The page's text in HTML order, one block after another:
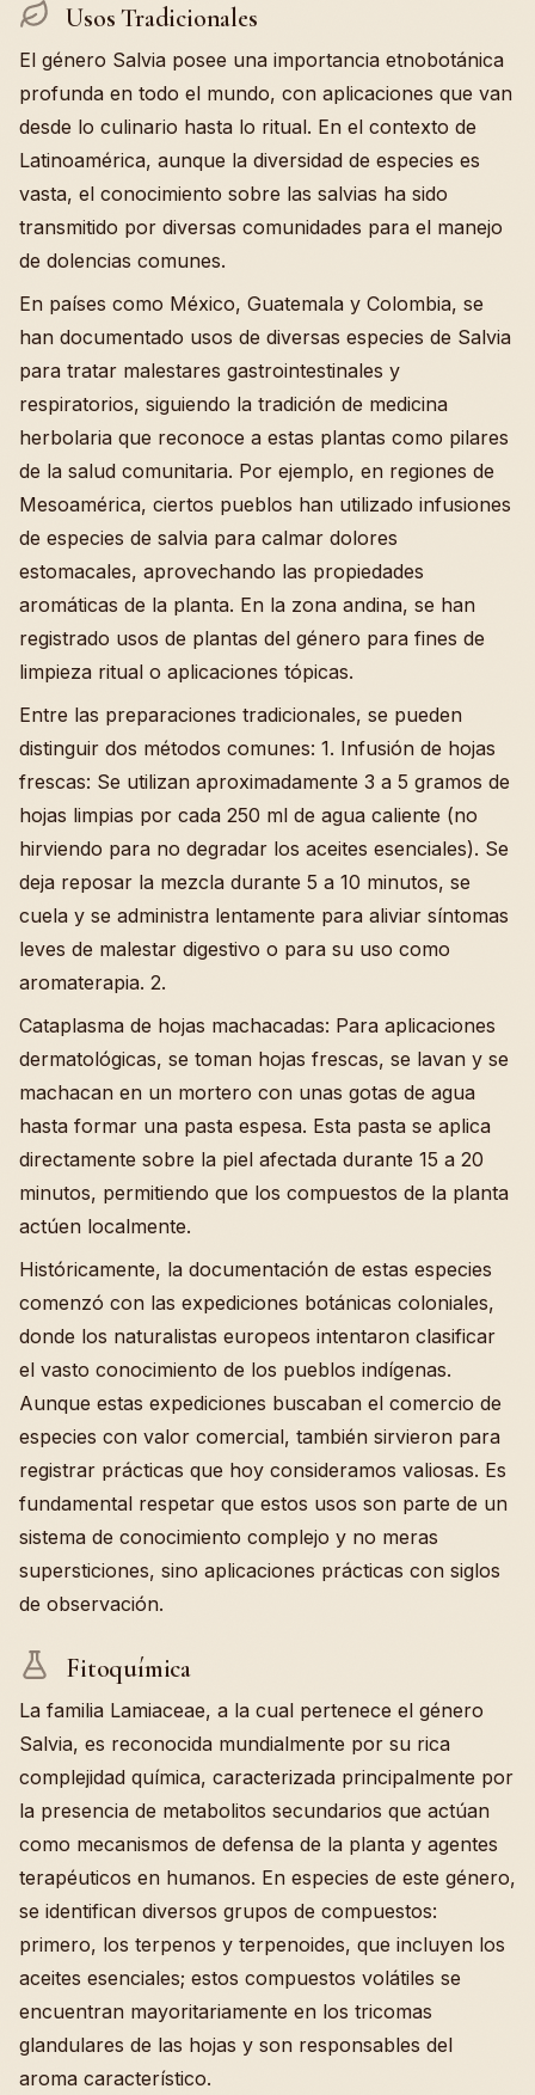
Usos Tradicionales
El género Salvia posee una importancia etnobotánica
profunda en todo el mundo, con aplicaciones que van
desde lo culinario hasta lo ritual. En el contexto de
Latinoamérica, aunque la diversidad de especies es
vasta, el conocimiento sobre las salvias ha sido
transmitido por diversas comunidades para el manejo
de dolencias comunes.
En países como México, Guatemala y Colombia, se
han documentado usos de diversas especies de Salvia
para tratar malestares gastrointestinales y
respiratorios, siguiendo la tradición de medicina
herbolaria que reconoce a estas plantas como pilares
de la salud comunitaria. Por ejemplo, en regiones de
Mesoamérica, ciertos pueblos han utilizado infusiones
de especies de salvia para calmar dolores
estomacales, aprovechando las propiedades
aromáticas de la planta. En la zona andina, se han
registrado usos de plantas del género para fines de
limpieza ritual o aplicaciones tópicas.
Entre las preparaciones tradicionales, se pueden
distinguir dos métodos comunes: 1. Infusión de hojas
frescas: Se utilizan aproximadamente 3 a 5 gramos de
hojas limpias por cada 250 ml de agua caliente (no
hirviendo para no degradar los aceites esenciales). Se
deja reposar la mezcla durante 5 a 10 minutos, se
cuela y se administra lentamente para aliviar síntomas
leves de malestar digestivo o para su uso como
aromaterapia. 2.
Cataplasma de hojas machacadas: Para aplicaciones
dermatológicas, se toman hojas frescas, se lavan y se
machacan en un mortero con unas gotas de agua
hasta formar una pasta espesa. Esta pasta se aplica
directamente sobre la piel afectada durante 15 a 20
minutos, permitiendo que los compuestos de la planta
actúen localmente.
Históricamente, la documentación de estas especies
comenzó con las expediciones botánicas coloniales,
donde los naturalistas europeos intentaron clasificar
el vasto conocimiento de los pueblos indígenas.
Aunque estas expediciones buscaban el comercio de
especies con valor comercial, también sirvieron para
registrar prácticas que hoy consideramos valiosas. Es
fundamental respetar que estos usos son parte de un
sistema de conocimiento complejo y no meras
supersticiones, sino aplicaciones prácticas con siglos
de observación.
Fitoquímica
La familia Lamiaceae, a la cual pertenece el género
Salvia, es reconocida mundialmente por su rica
complejidad química, caracterizada principalmente por
la presencia de metabolitos secundarios que actúan
como mecanismos de defensa de la planta y agentes
terapéuticos en humanos. En especies de este género,
se identifican diversos grupos de compuestos:
primero, los terpenos y terpenoides, que incluyen los
aceites esenciales; estos compuestos volátiles se
encuentran mayoritariamente en los tricomas
glandulares de las hojas y son responsables del
aroma característico.